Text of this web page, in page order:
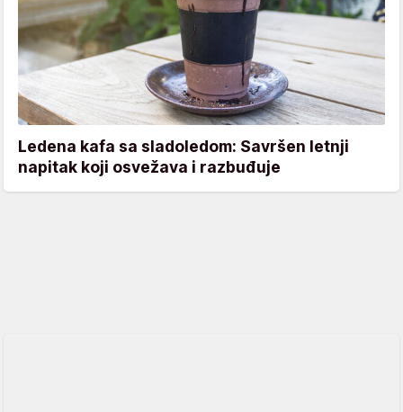
Ledena kafa sa sladoledom: Savršen letnji
napitak koji osvežava i razbuđuje